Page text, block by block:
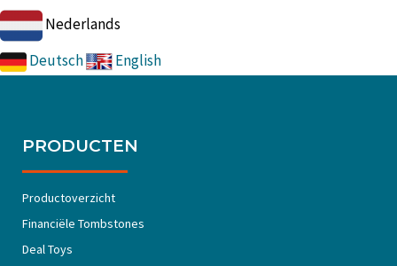
Nederlands
Deutsch
English
PRODUCTEN
Productoverzicht
Financiële Tombstones
Deal Toys